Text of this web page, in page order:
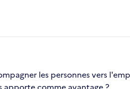
les personnes vers